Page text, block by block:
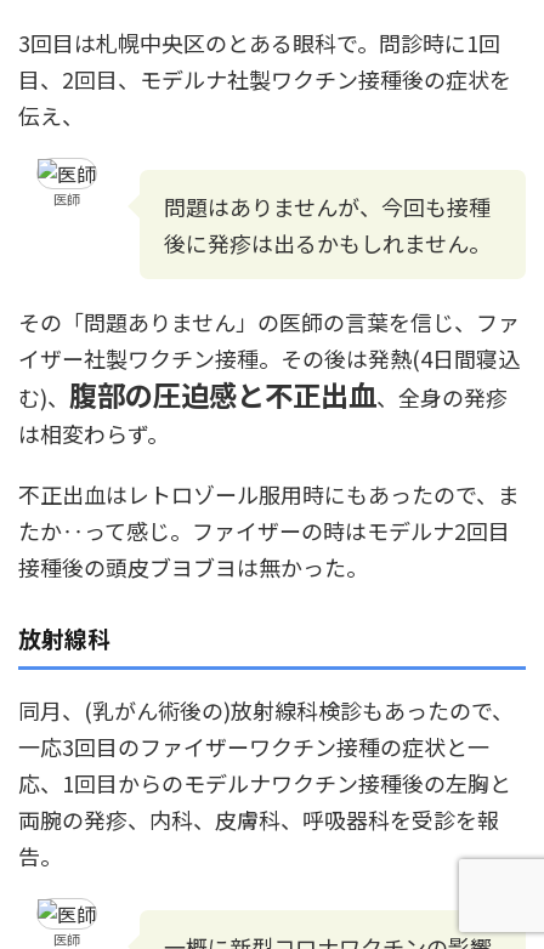
3回目は札幌中央区のとある眼科で。問診時に1回
目、2回目、モデルナ社製ワクチン接種後の症状を
伝え、
医師
問題はありませんが、今回も接種
後に発疹は出るかもしれません。
その「問題ありません」の医師の言葉を信じ、ファ
イザー社製ワクチン接種。その後は発熱(4日間寝込
む)、 腹部の圧迫感と不正出血、全身の発疹
は相変わらず。
不正出血はレトロゾール服用時にもあったので、ま
たか‥って感じ。ファイザーの時はモデルナ2回目
接種後の頭皮ブヨブヨは無かった。
放射線科
同月、(乳がん術後の)放射線科検診もあったので、
一応3回目のファイザーワクチン接種の症状と一
応、1回目からのモデルナワクチン接種後の左胸と
両腕の発疹、内科、皮膚科、呼吸器科を受診を報
告。
医師